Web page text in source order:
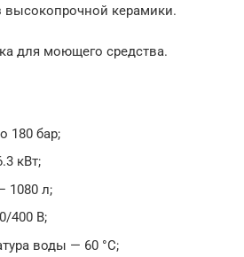
керамики.
для моющего средства.
180 бар;
кВт;
1080 л;
400 В;
воды — 60 °С;